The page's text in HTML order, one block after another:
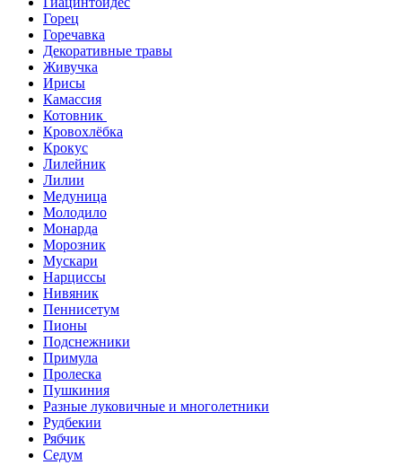
Горец
Горечавка
Декоративные травы
Живучка
Ирисы
Камассия
Котовник
Кровохлёбка
Крокус
Лилейник
Лилии
Медуница
Молодило
Монарда
Морозник
Мускари
Нарциссы
Нивяник
Пеннисетум
Пионы
Подснежники
Примула
Пролеска
Пушкиния
Разные луковичные и многолетники
Рудбекии
Рябчик
Седум